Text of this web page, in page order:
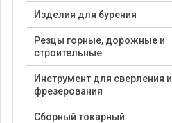
Изделия для бурения
Резцы горные, дорожные и
строительные
Инструмент для сверления и
фрезерования
Сборный токарный